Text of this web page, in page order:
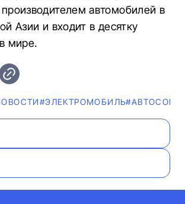
автомобилей в
Азии и входит в десятку
мире.
#ЭЛЕКТРОМОБИЛЬ